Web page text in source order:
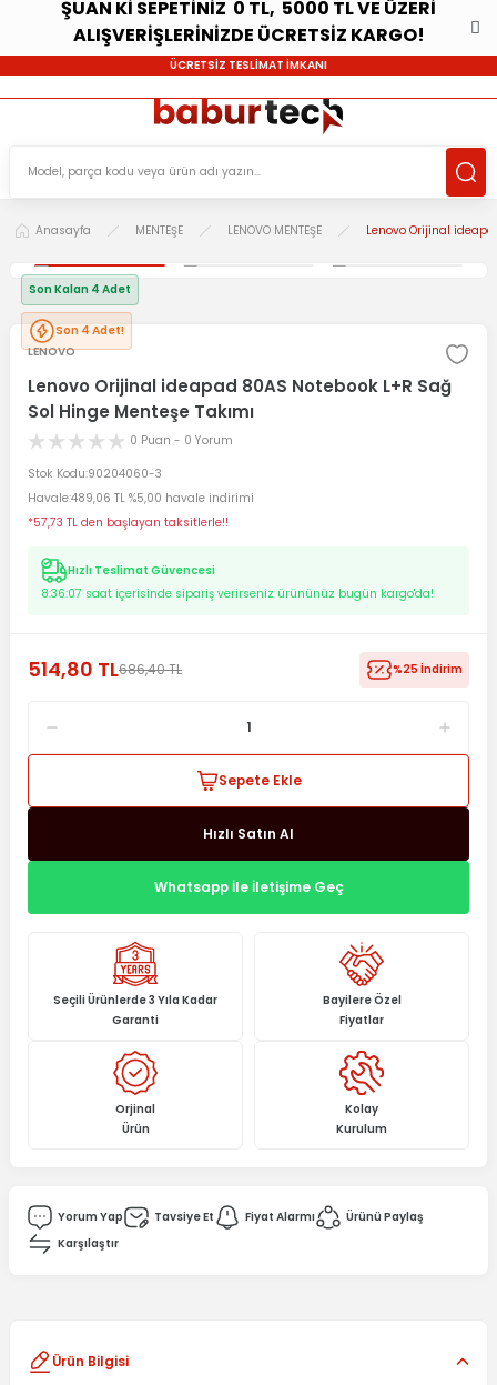
ŞUAN Kİ SEPETİNİZ 0 TL, 5000 TL VE ÜZERİ
ALIŞVERİŞLERİNİZDE ÜCRETSİZ KARGO!
ÜCRETSİZ TESLİMAT İMKANI
Anasayfa MENTEŞE LENOVO MENTEŞE Lenovo Orijinal
Son Kalan 4 Adet
Son 4 Adet!
LENOVO
Lenovo Orijinal ideapad 80AS Notebook L+R Sağ
Sol Hinge Menteşe Takımı
0 Puan - 0 Yorum
Stok Kodu 90204060-3
Havale489,06 TL %5,00 havale indirimi
*57,73 TL den başlayan taksitlerle!!
Hızlı Teslimat Güvencesi
8:36:06 saat içerisinde sipariş verirseniz ürününüz bugün kargo'da!
514,80 TL686,40 TL %25 İndirim
Sepete Ekle
Hızlı Satın Al
Whatsapp İle İletişime Geç
Seçili Ürünlerde 3 Yıla Kadar
Garanti
Bayilere Özel
Fiyatlar
Orjinal
Ürün
Kolay
Kurulum
Yorum Yap Tavsiye Et Fiyat Alarmı
Ürünü Paylaş
Karşılaştır
Ürün Bilgisi